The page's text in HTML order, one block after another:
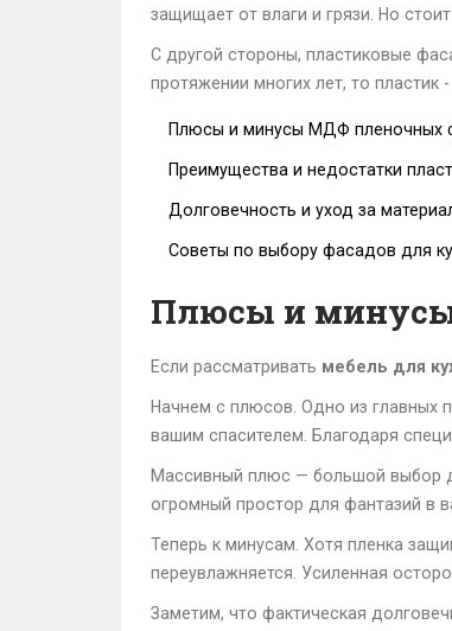
защищает от влаги и грязи. Но
С другой стороны, пластиковые
протяжении многих лет, то
Плюсы и минусы МДФ пленочных
Преимущества и недостатки
Долговечность и уход за
Советы по выбору фасадов для
Плюсы и
Если рассматривать мебель для
Начнем с плюсов. Одно из главных
вашим спасителем. Благодаря
Массивный плюс — большой выбор
огромный простор для фантазий в
Теперь к минусам. Хотя пленка
переувлажняется. Усиленная
Заметим, что фактическая